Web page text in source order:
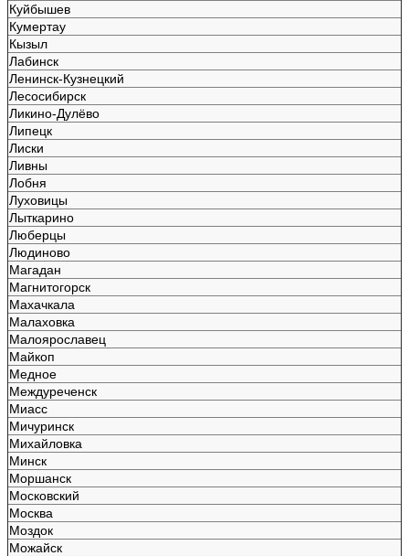
Куйбышев
Кумертау
Кызыл
Лабинск
Ленинск-Кузнецкий
Лесосибирск
Ликино-Дулёво
Липецк
Лиски
Ливны
Лобня
Луховицы
Лыткарино
Люберцы
Людиново
Магадан
Магнитогорск
Махачкала
Малаховка
Малоярославец
Майкоп
Медное
Междуреченск
Миасс
Мичуринск
Михайловка
Минск
Моршанск
Московский
Москва
Моздок
Можайск